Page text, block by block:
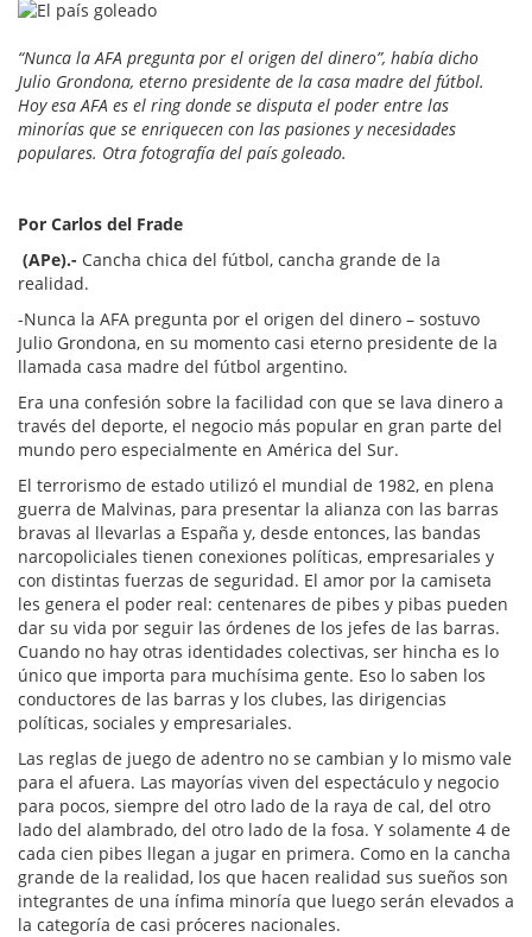
“Nunca la AFA pregunta por el origen del dinero”, había dicho
Julio Grondona, eterno presidente de la casa madre del fútbol.
Hoy esa AFA es el ring donde se disputa el poder entre las
minorías que se enriquecen con las pasiones y necesidades
populares. Otra fotografía del país goleado.
Por Carlos del Frade
(APe).- Cancha chica del fútbol, cancha grande de la
realidad.
-Nunca la AFA pregunta por el origen del dinero – sostuvo
Julio Grondona, en su momento casi eterno presidente de la
llamada casa madre del fútbol argentino.
Era una confesión sobre la facilidad con que se lava dinero a
través del deporte, el negocio más popular en gran parte del
mundo pero especialmente en América del Sur.
El terrorismo de estado utilizó el mundial de 1982, en plena
guerra de Malvinas, para presentar la alianza con las barras
bravas al llevarlas a España y, desde entonces, las bandas
narcopoliciales tienen conexiones políticas, empresariales y
con distintas fuerzas de seguridad. El amor por la camiseta
les genera el poder real: centenares de pibes y pibas pueden
dar su vida por seguir las órdenes de los jefes de las barras.
Cuando no hay otras identidades colectivas, ser hincha es lo
único que importa para muchísima gente. Eso lo saben los
conductores de las barras y los clubes, las dirigencias
políticas, sociales y empresariales.
Las reglas de juego de adentro no se cambian y lo mismo vale
para el afuera. Las mayorías viven del espectáculo y negocio
para pocos, siempre del otro lado de la raya de cal, del otro
lado del alambrado, del otro lado de la fosa. Y solamente 4 de
cada cien pibes llegan a jugar en primera. Como en la cancha
grande de la realidad, los que hacen realidad sus sueños son
integrantes de una ínfima minoría que luego serán elevados a
la categoría de casi próceres nacionales.